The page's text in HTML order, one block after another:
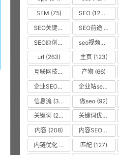
SEM (75) SEO (12320)
SEO关键词
SEO前途
SEO原创文章
(63) seo视频教程
url (263) 主页(123)
互联网技术从业者
(55)
产物 (66)
企业SEO培训
(48) 企业站seo(35)
信息流 (37) 做seo (92)
关键词 (2010) 关键词优化
内容 (208) 内容SEO优化
内链优化
匹配 (127)